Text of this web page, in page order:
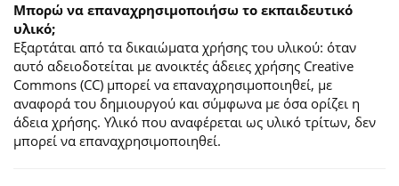
Mπορώ να επαναχρησιμοποιήσω το εκπαιδευτικό
υλικό;
Εξαρτάται από τα δικαιώματα χρήσης του υλικού: όταν
αυτό αδειοδοτείται με ανοικτές άδειες χρήσης Creative
Commons (CC) μπορεί να επαναχρησιμοποιηθεί, με
αναφορά του δημιουργού και σύμφωνα με όσα ορίζει η
άδεια χρήσης. Υλικό που αναφέρεται ως υλικό τρίτων, δεν
μπορεί να επαναχρησιμοποιηθεί.